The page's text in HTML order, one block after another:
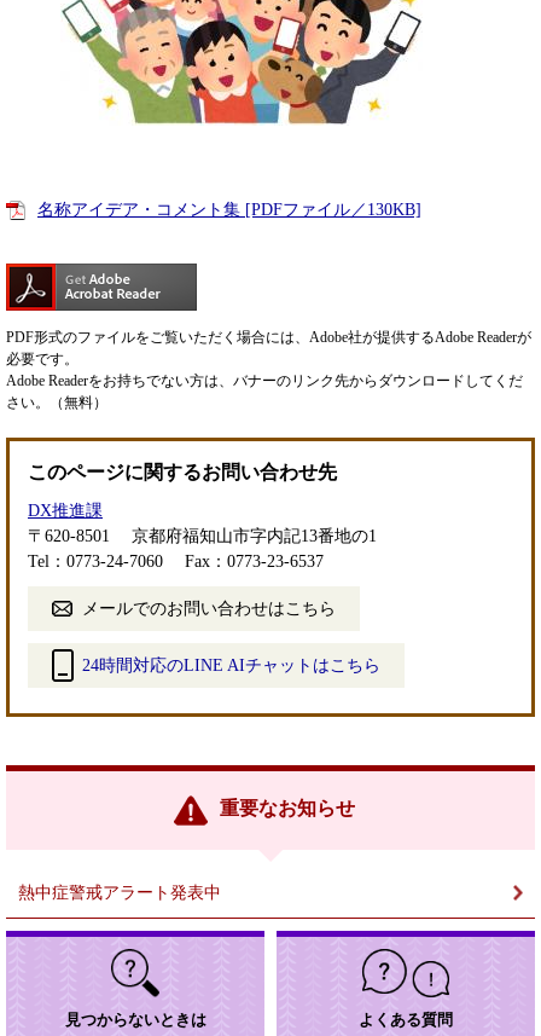
名称アイデア・コメント集 [PDFファイル／130KB]
PDF形式のファイルをご覧いただく場合には、Adobe社が提供するAdobe Readerが
必要です。
Adobe Readerをお持ちでない方は、バナーのリンク先からダウンロードしてくだ
さい。（無料）
このページに関するお問い合わせ先
DX推進課
〒620-8501
京都府福知山市字内記13番地の1
Tel：0773-24-7060
Fax：0773-23-6537
メールでのお問い合わせはこちら
24時間対応のLINE AIチャットはこちら
リ
重要なお知らせ
熱中症警戒アラート発表中
見つからないときは よくある質問